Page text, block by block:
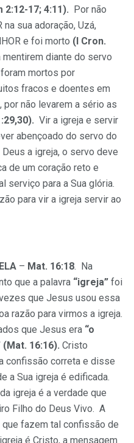
2:12-17; 4:11). Por não
sua adoração, Uzá,
e foi morto (I Cron.
mentirem diante do servo
foram mortos por
fracos e doentes em
por não levarem a sério as
Vir a igreja e servir
abençoado do servo do
a igreja, o servo deve
de um coração reto e
serviço para a Sua glória.
para vir a igreja servir ao
– Mat. 16:18. Na
que a palavra “igreja” foi
que Jesus usou essa
razão para virmos a igreja.
que Jesus era “o
(Mat. 16:16). Cristo
confissão correta e disse
a Sua igreja é edificada.
igreja é a verdade que
Filho do Deus Vivo. A
fazem tal confissão de
é Cristo, a mensagem